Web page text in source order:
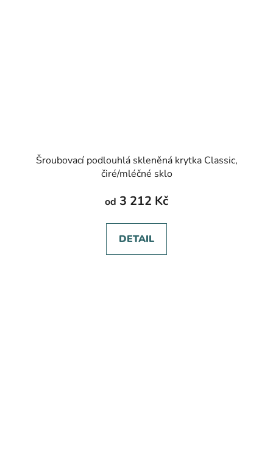
Šroubovací podlouhlá skleněná krytka Classic,
čiré/mléčné sklo
od 3 212 Kč
DETAIL